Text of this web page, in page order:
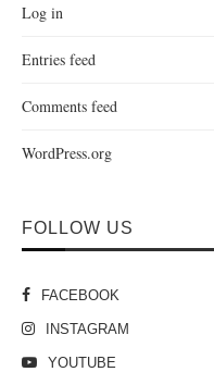
Log in
Entries feed
Comments feed
WordPress.org
FOLLOW US
FACEBOOK
INSTAGRAM
YOUTUBE